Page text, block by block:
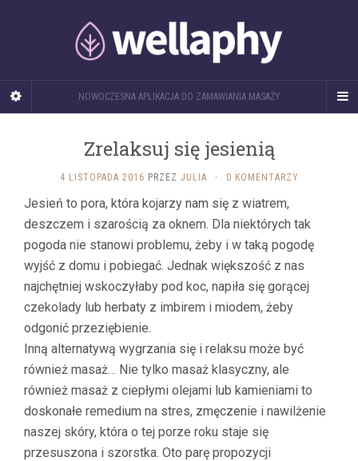
NOWOCZESNA APLIKACJA DO ZAMAWIANIA MASAŻY
Zrelaksuj się jesienią
4 LISTOPADA 2016 PRZEZ JULIA · 0 KOMENTARZY
Jesień to pora, która kojarzy nam się z wiatrem,
deszczem i szarością za oknem. Dla niektórych tak
pogoda nie stanowi problemu, żeby i w taką pogodę
wyjść z domu i pobiegać. Jednak większość z nas
najchętniej wskoczyłaby pod koc, napiła się gorącej
czekolady lub herbaty z imbirem i miodem, żeby
odgonić przeziębienie.
Inną alternatywą wygrzania się i relaksu może być
również masaż… Nie tylko masaż klasyczny, ale
również masaż z ciepłymi olejami lub kamieniami to
doskonałe remedium na stres, zmęczenie i nawilżenie
naszej skóry, która o tej porze roku staje się
przesuszona i szorstka. Oto parę propozycji